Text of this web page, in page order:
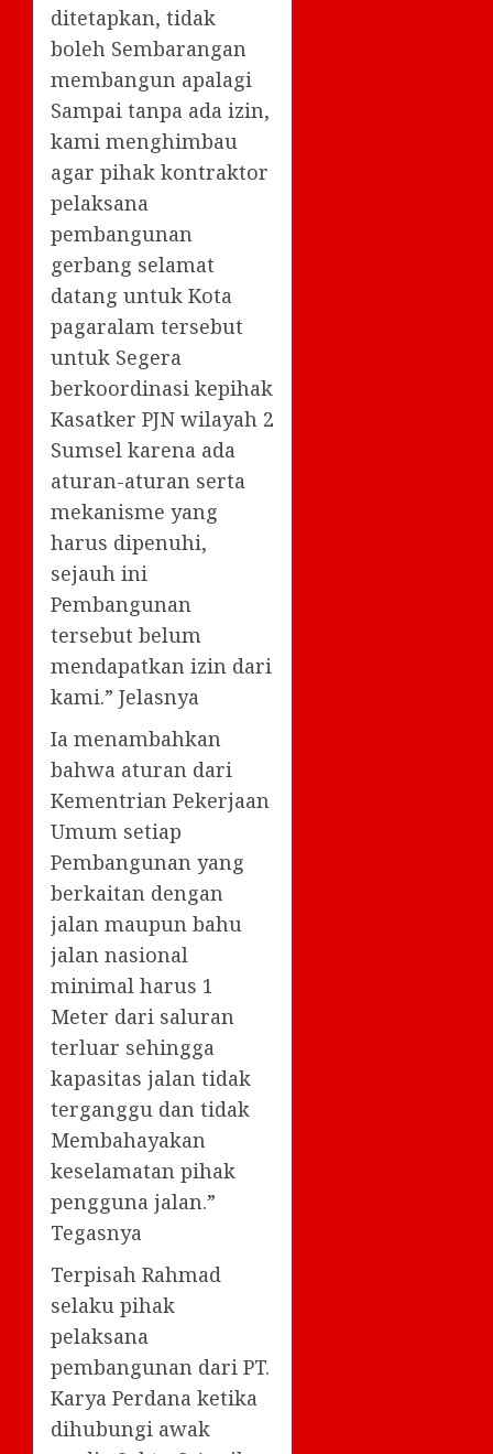
ditetapkan, tidak
boleh Sembarangan
membangun apalagi
Sampai tanpa ada izin,
kami menghimbau
agar pihak kontraktor
pelaksana
pembangunan
gerbang selamat
datang untuk Kota
pagaralam tersebut
untuk Segera
berkoordinasi kepihak
Kasatker PJN wilayah 2
Sumsel karena ada
aturan-aturan serta
mekanisme yang
harus dipenuhi,
sejauh ini
Pembangunan
tersebut belum
mendapatkan izin dari
kami.” Jelasnya
Ia menambahkan
bahwa aturan dari
Kementrian Pekerjaan
Umum setiap
Pembangunan yang
berkaitan dengan
jalan maupun bahu
jalan nasional
minimal harus 1
Meter dari saluran
terluar sehingga
kapasitas jalan tidak
terganggu dan tidak
Membahayakan
keselamatan pihak
pengguna jalan.”
Tegasnya
Terpisah Rahmad
selaku pihak
pelaksana
pembangunan dari PT.
Karya Perdana ketika
dihubungi awak